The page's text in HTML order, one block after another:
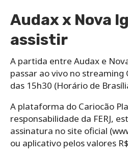
Audax x Nova
assistir
A partida entre Audax e
passar ao vivo no streaming
das 15h30 (Horário de
A plataforma do Cariocão
responsabilidade da FERJ,
assinatura no site oficial
ou aplicativo pelos valores